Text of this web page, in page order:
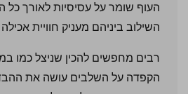
העוף שומר על עסיסיות לאורך כל
השילוב ביניהם מעניק חוויית
רבים מחפשים להכין שניצל כמו
הקפדה על השלבים עושה את